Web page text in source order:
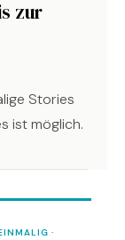
zur
Stories
ist möglich.
·